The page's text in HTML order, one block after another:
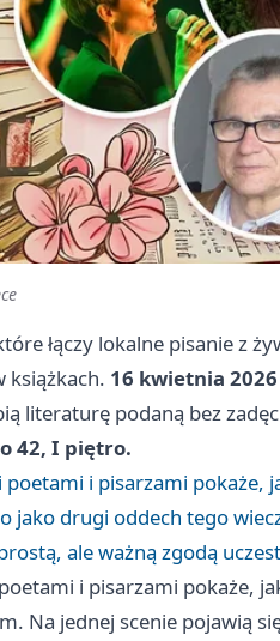
łączy lokalne pisanie z
książkach. 16 kwietnia
literaturę podaną bez
42, I piętro.
i pisarzami pokaże,
jako drugi oddech tego
ale ważną zgodą
i pisarzami pokaże,
Na jednej scenie pojawią